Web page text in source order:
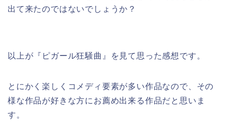
出て来たのではないでしょうか？
以上が『ピガール狂騒曲』を見て思った感想です。
とにかく楽しくコメディ要素が多い作品なので、その
様な作品が好きな方にお薦め出来る作品だと思いま
す。